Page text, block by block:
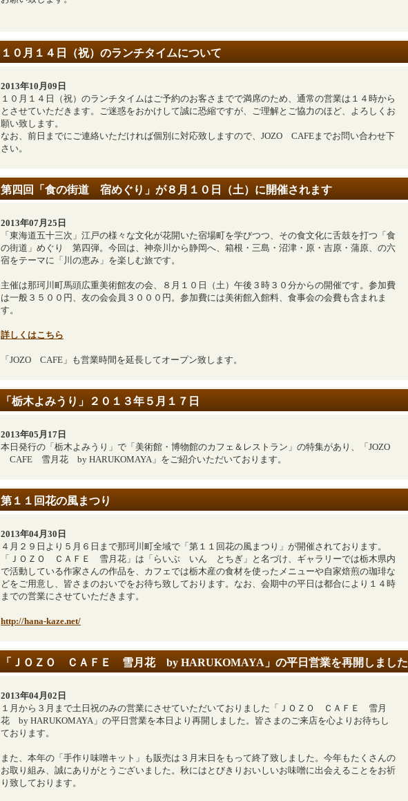
１０月１４日（祝）のランチタイムについて
2013年10月09日
１０月１４日（祝）のランチタイムはご予約のお客さまでで満席のため、通常の営業は１４時から
とさせていただきます。ご迷惑をおかけして誠に恐縮ですが、ご理解とご協力のほど、よろしくお
願い致します。
なお、前日までにご連絡いただければ個別に対応致しますので、JOZO CAFEまでお問い合わせ下
さい。
第四回「食の街道 宿めぐり」が８月１０日（土）に開催されます
2013年07月25日
「東海道五十三次」江戸の様々な文化が花開いた宿場町を学びつつ、その食文化に舌鼓を打つ「食
の街道」めぐり 第四弾。今回は、神奈川から静岡へ、箱根・三島・沼津・原・吉原・蒲原、の六
宿をテーマに「川の恵み」を楽しむ旅です。
主催は那珂川町馬頭広重美術館友の会、８月１０日（土）午後３時３０分からの開催です。参加費
は一般３５００円、友の会会員３０００円。参加費には美術館入館料、食事会の会費も含まれま
す。
詳しくはこちら
「JOZO CAFE」も営業時間を延長してオープン致します。
「栃木よみうり」２０１３年５月１７日
2013年05月17日
本日発行の「栃木よみうり」で「美術館・博物館のカフェ＆レストラン」の特集があり、「JOZO
CAFE 雪月花 by HARUKOMAYA」をご紹介いただいております。
第１１回花の風まつり
2013年04月30日
４月２９日より５月６日まで那珂川町全域で「第１１回花の風まつり」が開催されております。
「ＪＯＺＯ ＣＡＦＥ 雪月花」は「らいぶ いん とちぎ」と名づけ、ギャラリーでは栃木県内
で活動している作家さんの作品を、カフェでは栃木産の食材を使ったメニューや自家焙煎の珈琲な
どをご用意し、皆さまのおいでをお待ち致しております。なお、会期中の平日は都合により１４時
までの営業にさせていただきます。
http://hana-kaze.net/
「ＪＯＺＯ ＣＡＦＥ 雪月花 by HARUKOMAYA」の平日営業を再開しました
2013年04月02日
１月から３月まで土日祝のみの営業にさせていただいておりました「ＪＯＺＯ ＣＡＦＥ 雪月
花 by HARUKOMAYA」の平日営業を本日より再開しました。皆さまのご来店を心よりお待ちし
ております。
また、本年の「手作り味噌キット」も販売は３月末日をもって終了致しました。今年もたくさんの
お取り組み、誠にありがとうございました。秋にはとびきりおいしいお味噌に出会えることをお祈
り致しております。